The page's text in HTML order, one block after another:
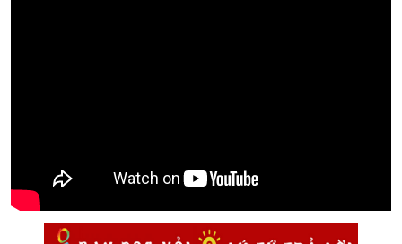
SINH HOẠT LÝ GIA